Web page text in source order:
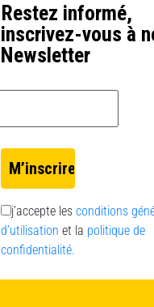
Restez informé,
inscrivez-vous à
Newsletter
j’accepte les conditions
d’utilisation et la politique de
confidentialité.